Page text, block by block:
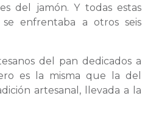
del jamón. Y todas estas
enfrentaba a otros seis
del pan dedicados a
es la misma que la del
artesanal, llevada a la